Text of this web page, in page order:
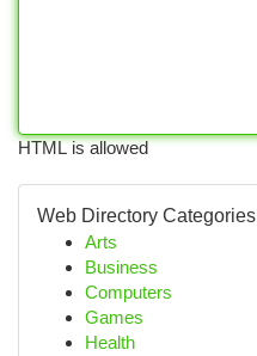
HTML is allowed
Web Directory Categories
Arts
Business
Computers
Games
Health